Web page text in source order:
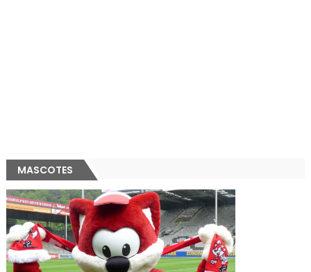
MASCOTES